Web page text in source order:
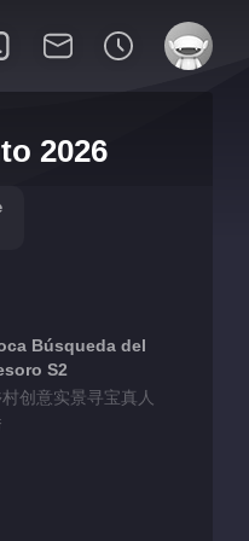
2026
Búsqueda del
S2
村创意实景寻宝真人